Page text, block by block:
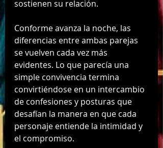
sostienen su relación.
Conforme avanza la noche, las
diferencias entre ambas parejas
se vuelven cada vez más
evidentes. Lo que parecía una
simple convivencia termina
convirtiéndose en un intercambio
de confesiones y posturas que
desafían la manera en que cada
personaje entiende la intimidad y
el compromiso.